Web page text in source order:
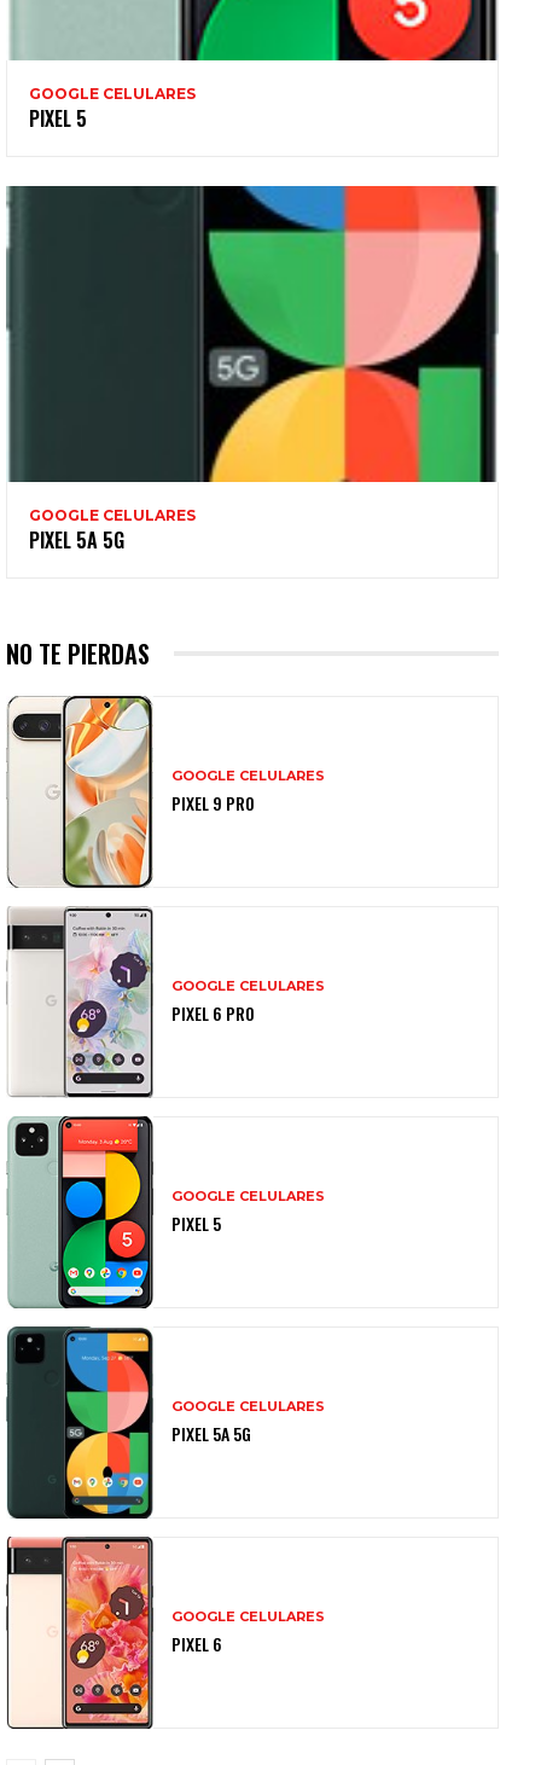
GOOGLE CELULARES
PIXEL 5
GOOGLE CELULARES
PIXEL 5A 5G
NO TE PIERDAS
GOOGLE CELULARES
PIXEL 9 PRO
GOOGLE CELULARES
PIXEL 6 PRO
GOOGLE CELULARES
PIXEL 5
GOOGLE CELULARES
PIXEL 5A 5G
GOOGLE CELULARES
PIXEL 6